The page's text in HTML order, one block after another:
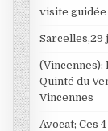
visite guidée
Sarcelles,29
(Vincennes):
Quinté du
Vincennes
Avocat; Ces